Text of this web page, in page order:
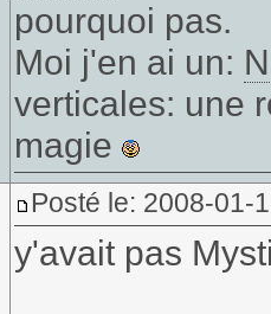
pourquoi pas.
Moi j'en ai un:
verticales: une
magie
Posté le: 2008-01-
y'avait pas